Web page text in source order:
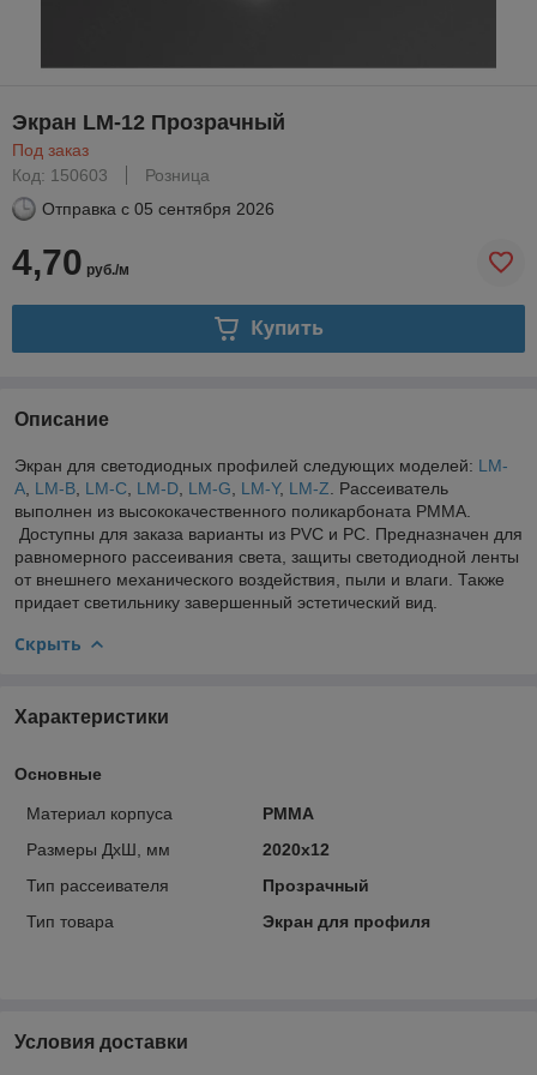
Экран LM-12 Прозрачный
Под заказ
Код: 150603
Розница
Отправка с 05 сентября 2026
4,70 руб./м
Купить
Описание
Экран для светодиодных профилей следующих моделей: LM-
A LM-B LM-C LM-D LM-G LM-Y, LM-Z . Рассеиватель
выполнен из высококачественного поликарбоната PMMA.
Доступны для заказа варианты из PVC и PC. Предназначен для
равномерного рассеивания света, защиты светодиодной ленты
от внешнего механического воздействия, пыли и влаги. Также
придает светильнику завершенный эстетический вид.
Скрыть
Характеристики
Основные
Материал корпуса
PMMA
Размеры ДхШ, мм
2020х12
Тип рассеивателя
Прозрачный
Тип товара
Экран для профиля
Условия доставки